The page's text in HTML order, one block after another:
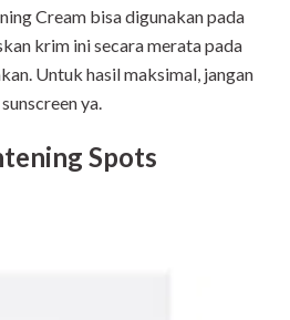
Cream bisa digunakan pada
krim ini secara merata pada
Untuk hasil maksimal, jangan
ya.
Spots